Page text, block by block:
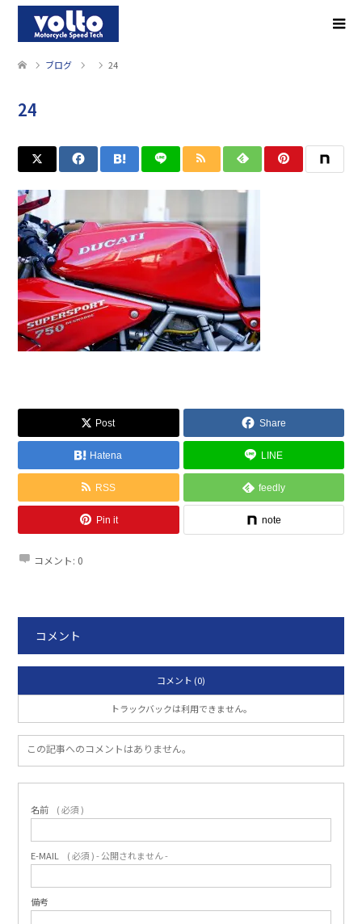
ブログ 24
24
Post Share
Hatena LINE
RSS feedly
Pin it note
コメント: 0
コメント
コメント (0)
トラックバックは利用できません。
この記事へのコメントはありません。
名前 ( 必須 )
E-MAIL ( 必須 ) - 公開されません -
備考